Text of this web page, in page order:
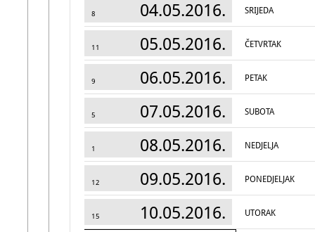
8 04.05.2016. SRIJEDA
11 05.05.2016. ČETVRTAK
9 06.05.2016. PETAK
5 07.05.2016. SUBOTA
1 08.05.2016. NEDJELJA
12 09.05.2016. PONEDJELJAK
15 10.05.2016. UTORAK